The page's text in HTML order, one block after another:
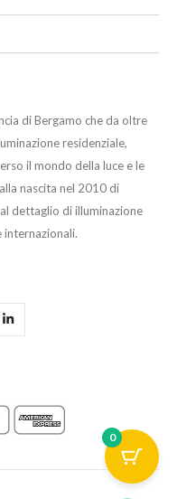
di Bergamo che da oltre
residenziale,
il mondo della luce e le
nascita nel 2010 di
dettaglio di illuminazione
0